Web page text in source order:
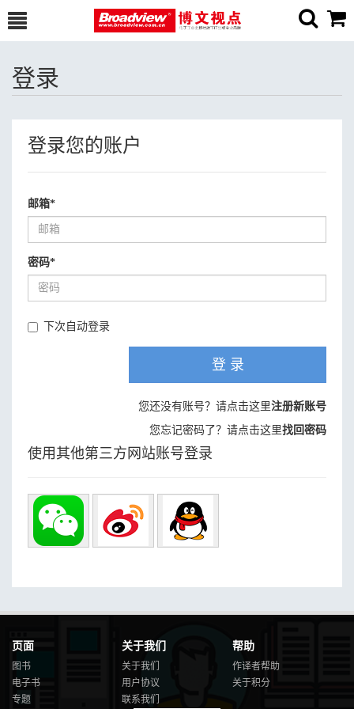
登录
登录您的账户
邮箱*
密码*
下次自动登录
登 录
您还没有账号？请点击这里注册新账号
您忘记密码了？请点击这里找回密码
使用其他第三方网站账号登录
页面
图书
电子书
专题
关于我们
关于我们
用户协议
联系我们
帮助
作译者帮助
关于积分